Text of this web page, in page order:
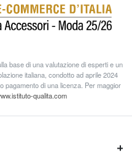
base di una valutazione di esperti e un
italiana, condotto ad aprile 2024
pagamento di una licenza. Per maggior
qualita.com